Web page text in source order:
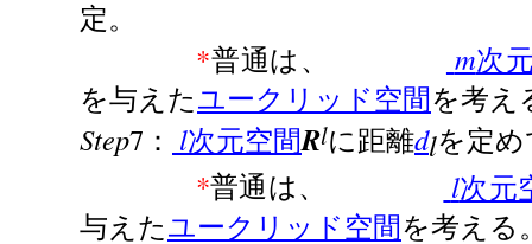
定。
*普通は、 m次
を与えたユークリッド空間を考え
Step7 ： l次元空間Rlに距離dlを定
*普通は、 l次元
与えたユークリッド空間を考える